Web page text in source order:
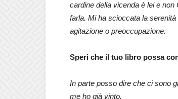
cardine della vicenda è lei e non
farla. Mi ha scioccata la
agitazione o preoccupazione.
Speri che il tuo libro possa
In parte posso dire che ci sono
me ho già vinto.